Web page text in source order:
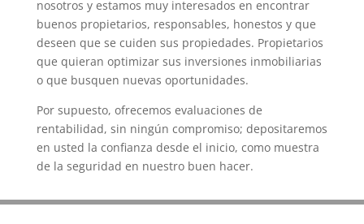
nosotros y estamos muy interesados en encontrar
buenos propietarios, responsables, honestos y que
deseen que se cuiden sus propiedades. Propietarios
que quieran optimizar sus inversiones inmobiliarias
o que busquen nuevas oportunidades.
Por supuesto, ofrecemos evaluaciones de
rentabilidad, sin ningún compromiso; depositaremos
en usted la confianza desde el inicio, como muestra
de la seguridad en nuestro buen hacer.